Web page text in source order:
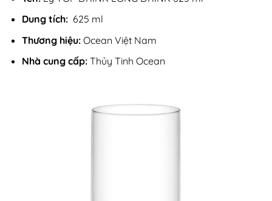
Dung tích: 625 ml
Thương hiệu:Ocean Việt Nam
Nhà cung cấp:Thủy Tinh Ocean